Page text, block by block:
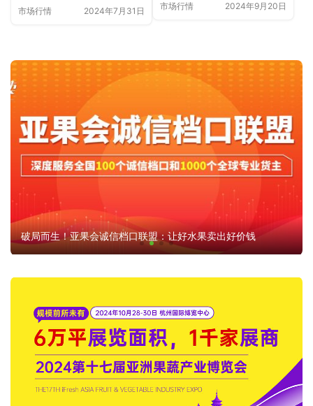
市场行情 2024年7月31日 市场行情 2024年9月20日
破局而生！亚果会诚信档口联盟：让好水果卖出好价钱